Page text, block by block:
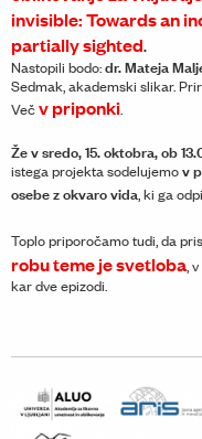
invisible: Towards an
partially sighted.
Nastopili bodo:dr. Mateja
Sedmak, akademski slikar.
Večv priponki.
Že v sredo, 15. oktobra, ob
istega projekta sodelujemov
osebe z okvaro vida, ki ga
Toplo priporočamo tudi, da
robu teme je svetloba,
kar dve epizodi.